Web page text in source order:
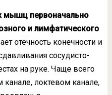
мышц первоначально
и лимфатического
отёчность конечности и
сосудисто-
на руке. Чаще всего
канале, локтевом канале,